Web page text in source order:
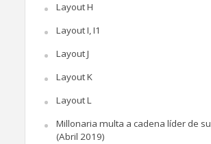
Layout H
Layout I, I1
Layout J
Layout K
Layout L
Millonaria multa a cadena líder de
(Abril 2019)